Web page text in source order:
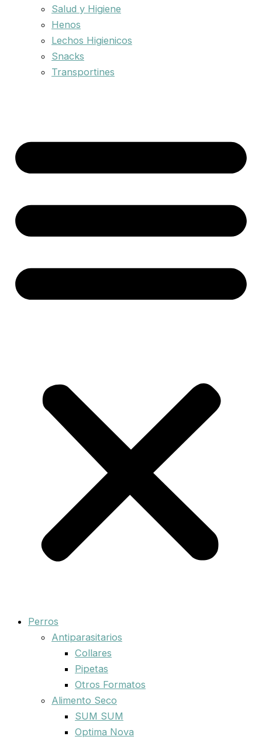
Salud y Higiene
Henos
Lechos Higienicos
Snacks
Transportines
Perros
Antiparasitarios
Collares
Pipetas
Otros Formatos
Alimento Seco
SUM SUM
Optima Nova